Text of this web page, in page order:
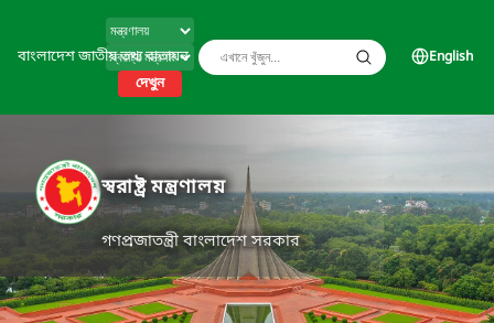
বাংলাদেশ জাতীয় তথ্য বাতায়ন
দেখুন
English
স্বরাষ্ট্র মন্ত্রণালয়
গণপ্রজাতন্ত্রী বাংলাদেশ সরকার